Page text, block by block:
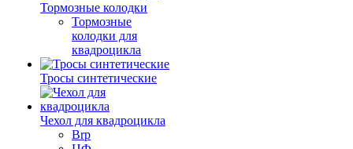
Тормозные колодки
Тормозные
колодки для
квадроцикла
Тросы синтетические
Чехол для квадроцикла
Brp